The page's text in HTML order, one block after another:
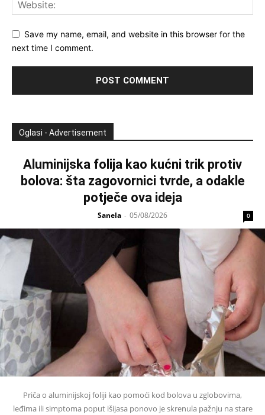
Save my name, email, and website in this browser for the
next time I comment.
Oglasi - Advertisement
Aluminijska folija kao kućni trik protiv
bolova: šta zagovornici tvrde, a odakle
potječe ova ideja
Sanela - 05/08/2026 0
Priča o aluminijskoj foliji kao pomoći kod bolova u zglobovima,
leđima ili simptoma poput išijasa ponovo je skrenula pažnju na stare